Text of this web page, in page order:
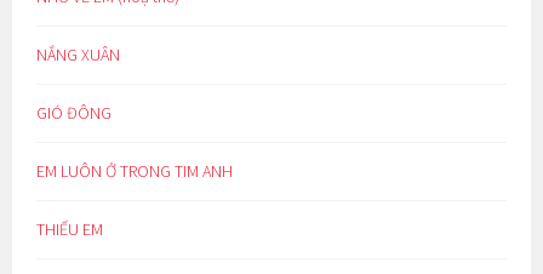
NẮNG XUÂN
GIÓ ĐÔNG
EM LUÔN Ở TRONG TIM ANH
THIẾU EM